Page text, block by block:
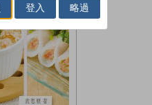
登入 略過